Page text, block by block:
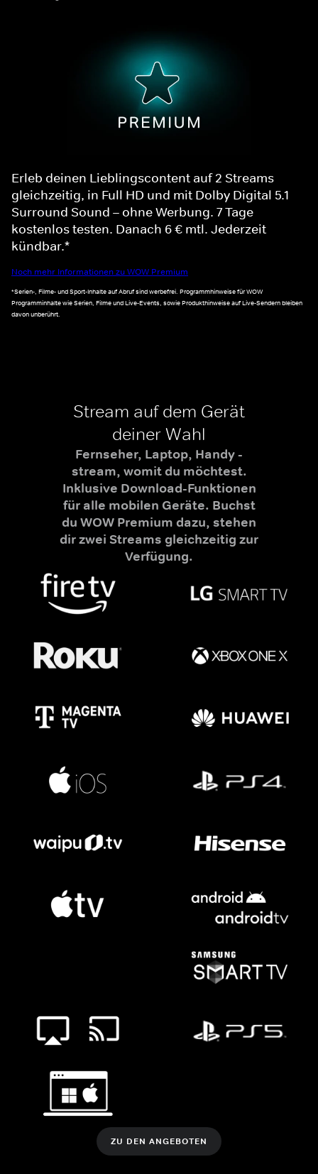
Erleb deinen Lieblingscontent auf 2 Streams
gleichzeitig, in Full HD und mit Dolby Digital 5.1
Surround Sound – ohne Werbung. 7 Tage
kostenlos testen. Danach 6 € mtl. Jederzeit
kündbar.*
Noch mehr Informationen zu WOW Premium
*Serien-, Filme- und Sport-Inhalte auf Abruf sind werbefrei. Programmhinweise für WOW
Programminhalte wie Serien, Filme und Live-Events, sowie Produkthinweise auf Live-Sendern bleiben
davon unberührt.
Stream auf dem Gerät
deiner Wahl
Fernseher, Laptop, Handy -
stream, womit du möchtest.
Inklusive Download-Funktionen
für alle mobilen Geräte. Buchst
du WOW Premium dazu, stehen
dir zwei Streams gleichzeitig zur
Verfügung.
ZU DEN ANGEBOTEN